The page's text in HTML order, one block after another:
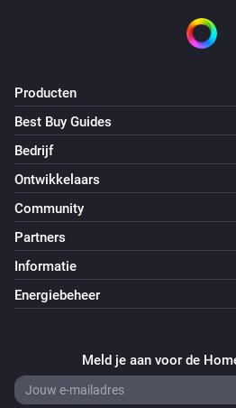
Deur/Raam Sensor (Z-Wave
Deur/Raam Sensor (Z-Wave
De temperatuur verandert
Deur/Raam Sensor (Z-Wave
Het accuniveau is veranderd
Deur/Raam sensor 2
Deur/Raam sensor 2
Producten
Best Buy Guides
Bedrijf
Ontwikkelaars
Community
Partners
Informatie
Energiebeheer
Meld je aan voor de